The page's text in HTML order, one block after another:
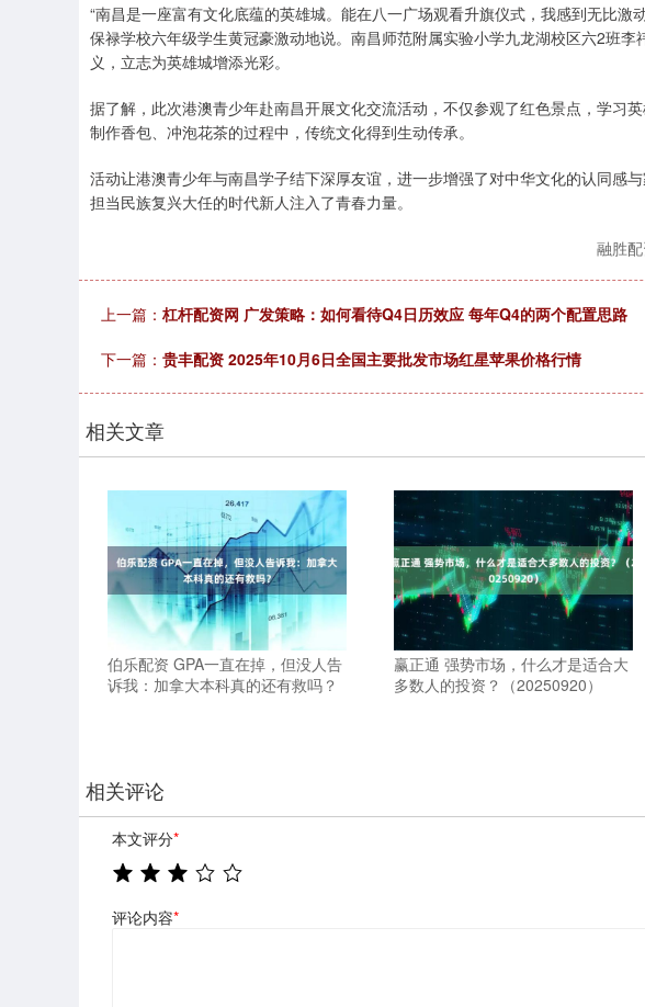
“南昌是一座富有文化底蕴的英雄城。能在八一广场观看升旗仪式，我感到无比激
保禄学校六年级学生黄冠豪激动地说。南昌师范附属实验小学九龙湖校区六2班
义，立志为英雄城增添光彩。
据了解，此次港澳青少年赴南昌开展文化交流活动，不仅参观了红色景点，学习
制作香包、冲泡花茶的过程中，传统文化得到生动传承。
活动让港澳青少年与南昌学子结下深厚友谊，进一步增强了对中华文化的认同感
担当民族复兴大任的时代新人注入了青春力量。
融胜
上一篇： 杠杆配资网 广发策略：如何看待Q4日历效应 每年Q4的两个配置思路
下一篇： 贵丰配资 2025年10月6日全国主要批发市场红星苹果价格行情
相关文章
伯乐配资 GPA一直在掉，但没人告
诉我：加拿大本科真的还有救吗？
赢正通 强势市场，什么才是适合大
多数人的投资？（20250920）
相关评论
本文评分*
评论内容*